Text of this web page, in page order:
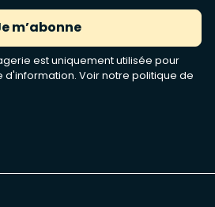
m’abonne
est uniquement utilisée pour
d'information. Voir notre politique de